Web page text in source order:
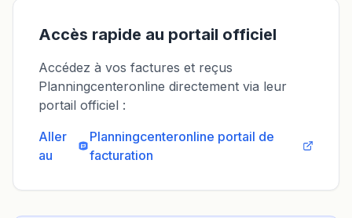
Accès rapide au portail officiel
Accédez à vos factures et reçus
Planningcenteronline directement via leur
portail officiel :
Aller
au
Planningcenteronline portail de
facturation